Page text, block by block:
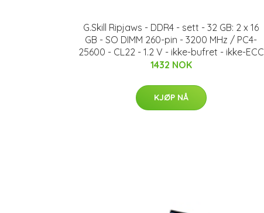
G.Skill Ripjaws - DDR4 - sett - 32 GB: 2 x 16
GB - SO DIMM 260-pin - 3200 MHz / PC4-
25600 - CL22 - 1.2 V - ikke-bufret - ikke-ECC
1432 NOK
KJØP NÅ